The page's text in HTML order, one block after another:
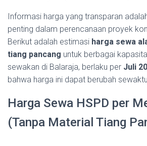
Informasi harga yang transparan
penting dalam perencanaan proyek
Berikut adalah estimasi harga sewa
tiang pancang untuk berbagai
sewakan di Balaraja, berlaku per Juli
bahwa harga ini dapat berubah
Harga Sewa HSPD per
(Tanpa Material Tiang